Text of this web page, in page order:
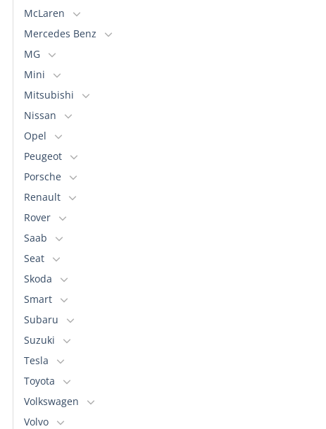
McLaren
Mercedes Benz
MG
Mini
Mitsubishi
Nissan
Opel
Peugeot
Porsche
Renault
Rover
Saab
Seat
Skoda
Smart
Subaru
Suzuki
Tesla
Toyota
Volkswagen
Volvo